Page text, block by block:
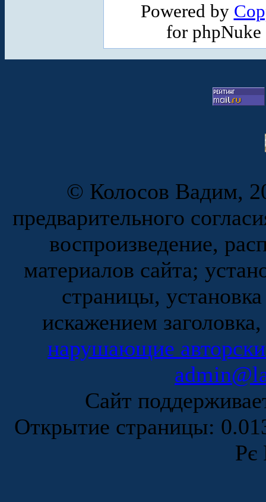
Powered by
for
© Колосов Вадим,
предварительного
воспроизведение,
материалов сайта;
страницы,
искажением
нарушающие
Сайт
Открытие страницы:
Рє